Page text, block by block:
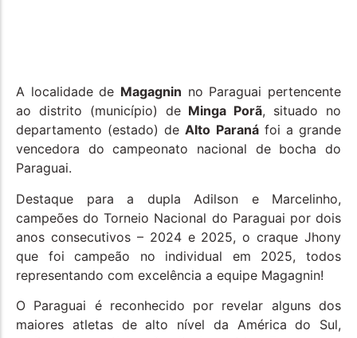
A localidade de Magagnin no Paraguai pertencente
ao distrito (município) de Minga Porã, situado no
departamento (estado) deAlto Paranáfoi a grande
vencedora do campeonato nacional de bocha do
Paraguai.
Destaque para a dupla Adilson e Marcelinho,
campeões do Torneio Nacional do Paraguai por dois
anos consecutivos – 2024 e 2025, o craque Jhony
que foi campeão no individual em 2025, todos
representando com excelência a equipe Magagnin!
O Paraguai é reconhecido por revelar alguns dos
maiores atletas de alto nível da América do Sul,